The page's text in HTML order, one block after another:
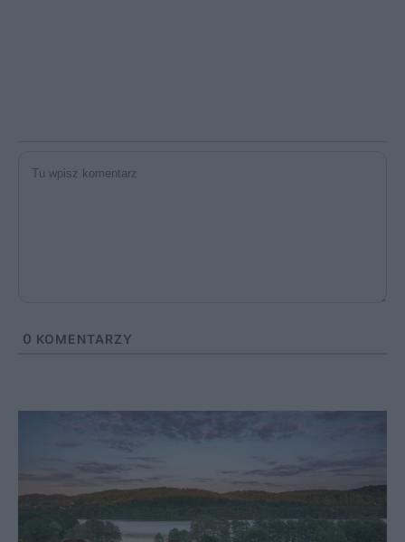
0 KOMENTARZY